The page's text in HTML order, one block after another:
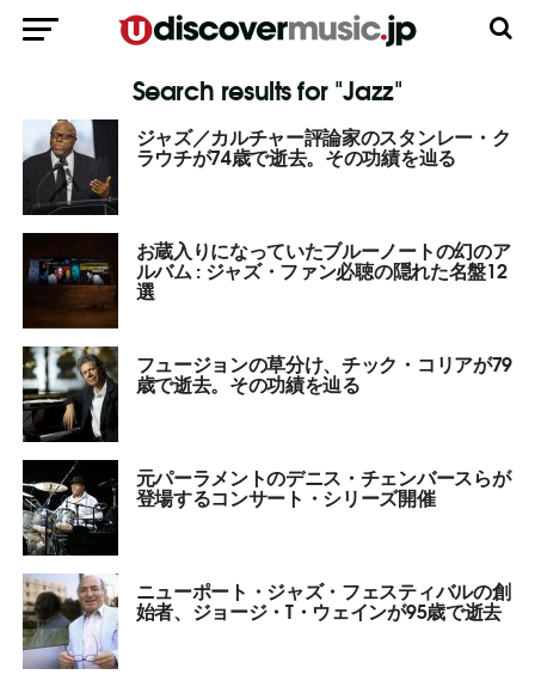
Search results for "Jazz"
ジャズ／カルチャー評論家のスタンレー・ク
ラウチが74歳で逝去。その功績を辿る
お蔵入りになっていたブルーノートの幻のア
ルバム : ジャズ・ファン必聴の隠れた名盤12
選
フュージョンの草分け、チック・コリアが79
歳で逝去。その功績を辿る
元パーラメントのデニス・チェンバースらが
登場するコンサート・シリーズ開催
ニューポート・ジャズ・フェスティバルの創
始者、ジョージ・T・ウェインが95歳で逝去